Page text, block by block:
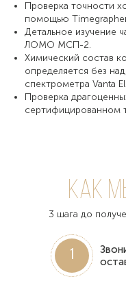
Проверка точности
помощью
Детальное изучение
ЛОМО МСП-2.
Химический состав
определяется без
спектрометра Vanta
Проверка
сертифицированном
Как
3 шага до
1